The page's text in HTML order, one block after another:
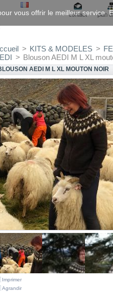
contact plan
> KITS & MODELES >
> Blouson AEDI M L XL
AEDI M L XL MOUTON NOIR
Imprimer
Agrandir
vous offrir le meilleur